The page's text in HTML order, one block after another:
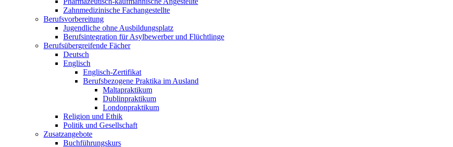
Zahnmedizinische Fachangestellte
Berufsvorbereitung
Jugendliche ohne Ausbildungsplatz
Berufsintegration für Asylbewerber und Flüchtlinge
Berufsübergreifende Fächer
Deutsch
Englisch
Englisch-Zertifikat
Berufsbezogene Praktika im Ausland
Maltapraktikum
Dublinpraktikum
Londonpraktikum
Religion und Ethik
Politik und Gesellschaft
Zusatzangebote
Buchführungskurs